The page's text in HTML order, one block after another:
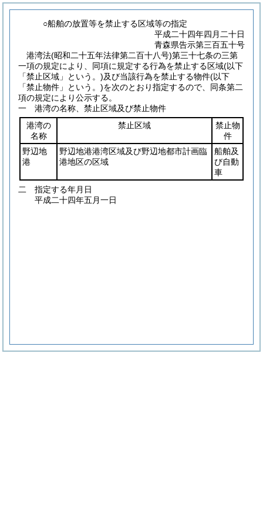
○船舶の放置等を禁止する区域等の指定
平成二十四年四月二十日
青森県告示第三百五十号
港湾法(昭和二十五年法律第二百十八号)第三十七条の三第
一項の規定により、同項に規定する行為を禁止する区域(以下
「禁止区域」という。)及び当該行為を禁止する物件(以下
「禁止物件」という。)を次のとおり指定するので、同条第二
項の規定により公示する。
一 港湾の名称、禁止区域及び禁止物件
港湾の
名称
禁止区域
禁止物
件
野辺地
港
野辺地港港湾区域及び野辺地都市計画臨
港地区の区域
船舶及
び自動
車
二 指定する年月日
平成二十四年五月一日